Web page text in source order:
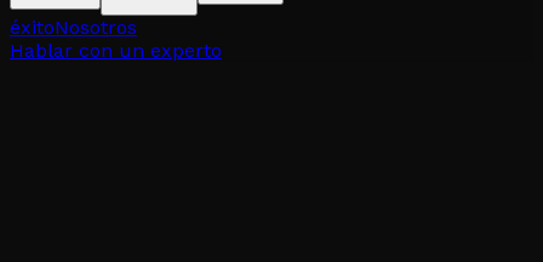
éxitoNosotros
Hablar con un experto